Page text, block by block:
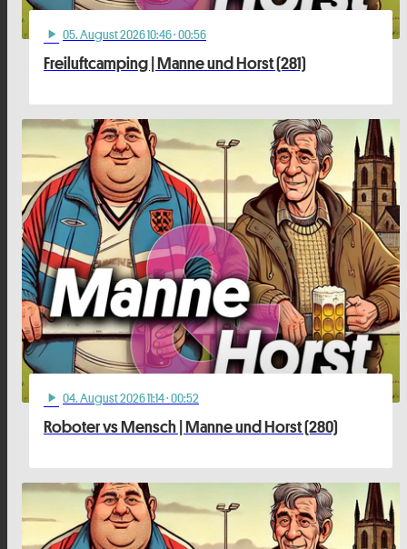
play_arrow 05. August 2026 10:46· 00:56
Freiluftcamping | Manne und Horst (281)
play_arrow 04. August 2026 11:14· 00:52
Roboter vs Mensch | Manne und Horst (280)